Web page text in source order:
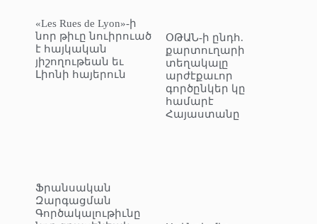
«Les Rues de Lyon»-ի
նոր թիւը նուիրուած
է հայկական
յիշողութեան եւ
Լիոնի հայերուն
Ֆրանսական
Զարգացման
Գործակալութիւնը
ՕԹԱՆ-ի ընդհ.
քարտուղարի
տեղակալը
արժէքաւոր
գործընկեր կը
համարէ
Հայաստանը